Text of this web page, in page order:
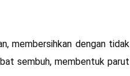
membersihkan dengan tidak
sembuh, membentuk parut